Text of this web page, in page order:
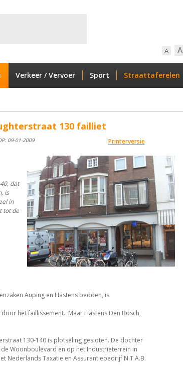
A A
Verkeer / Vervoer Sport Straattaferelen
130 failliet
Printerversie
09-01-2009
dat
is
in
tot de
Auping en Hästens bedden, is
door het faillissement. Maar Hästens Den Bosch,
130-140 is plotseling gesloten. De dochter
Woonboulevard en op het Industrieterrein in
Nederlands Taxatie en Assurantiebedrijf N.T.A.B.